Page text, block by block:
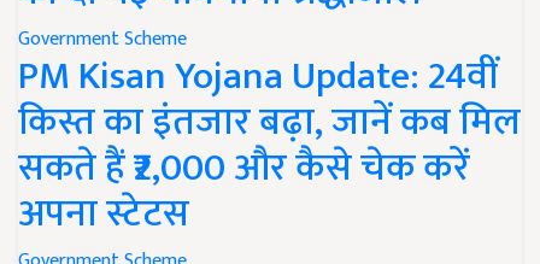
Government Scheme
PM Kisan Yojana Update: 24वीं
किस्त का इंतजार बढ़ा, जानें कब मिल
सकते हैं ₹2,000 और कैसे चेक करें
अपना स्टेटस